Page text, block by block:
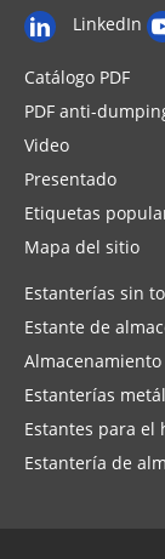
LinkedIn
Catálogo PDF
PDF anti-
Video
Presentado
Etiquetas
Mapa del sitio
Estanterías sin
Estante de
Estanterías
Estantes para el
Estantería de